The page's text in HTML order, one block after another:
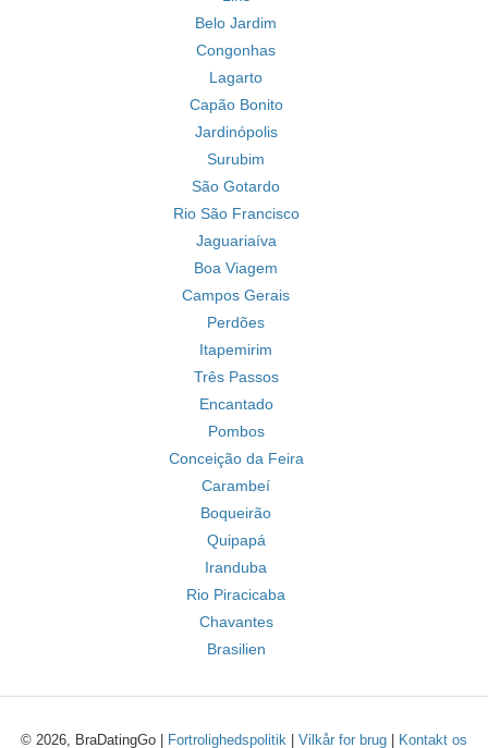
Belo Jardim
Congonhas
Lagarto
Capão Bonito
Jardinópolis
Surubim
São Gotardo
Rio São Francisco
Jaguariaíva
Boa Viagem
Campos Gerais
Perdões
Itapemirim
Três Passos
Encantado
Pombos
Conceição da Feira
Carambeí
Boqueirão
Quipapá
Iranduba
Rio Piracicaba
Chavantes
Brasilien
© 2026, BraDatingGo | Fortrolighedspolitik Vilkår for brug Kontakt os